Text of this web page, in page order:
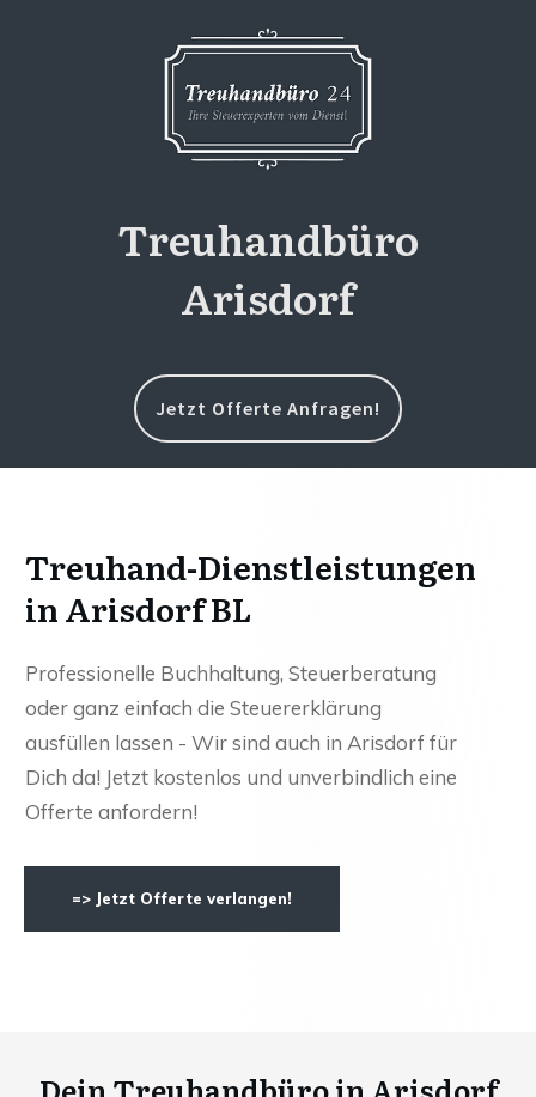
Treuhandbüro
Arisdorf
Jetzt Offerte Anfragen!
Treuhand-Dienstleistungen
in Arisdorf BL
Professionelle Buchhaltung, Steuerberatung
oder ganz einfach die Steuererklärung
ausfüllen lassen - Wir sind auch in Arisdorf für
Dich da! Jetzt kostenlos und unverbindlich eine
Offerte anfordern!
=> Jetzt Offerte verlangen!